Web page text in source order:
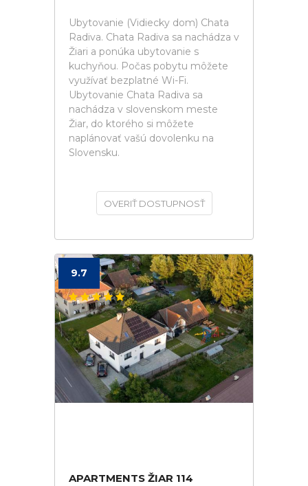
Ubytovanie (Vidiecky dom) Chata
Radiva. Chata Radiva sa nachádza v
Žiari a ponúka ubytovanie s
kuchyňou. Počas pobytu môžete
využívať bezplatné Wi-Fi.
Ubytovanie Chata Radiva sa
nachádza v slovenskom meste
Žiar, do ktorého si môžete
naplánovať vašú dovolenku na
Slovensku.
OVERIŤ DOSTUPNOSŤ
9.7
APARTMENTS ŽIAR 114